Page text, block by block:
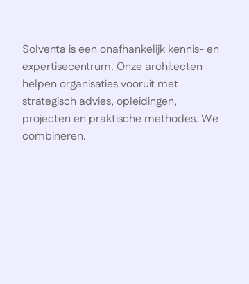
Solventa is een onafhankelijk kennis- en
expertisecentrum. Onze architecten
helpen organisaties vooruit met
strategisch advies, opleidingen,
projecten en praktische methodes. We
combineren.